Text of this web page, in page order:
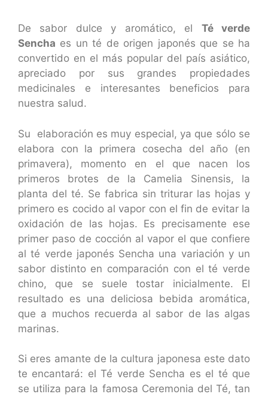
De sabor dulce y aromático, el Té verde
Sencha es un té de origen japonés que se ha
convertido en el más popular del país asiático,
apreciado por sus grandes propiedades
medicinales e interesantes beneficios para
nuestra salud.
Su elaboración es muy especial, ya que sólo se
elabora con la primera cosecha del año (en
primavera), momento en el que nacen los
primeros brotes de la Camelia Sinensis, la
planta del té. Se fabrica sin triturar las hojas y
primero es cocido al vapor con el fin de evitar la
oxidación de las hojas. Es precisamente ese
primer paso de cocción al vapor el que confiere
al té verde japonés Sencha una variación y un
sabor distinto en comparación con el té verde
chino, que se suele tostar inicialmente. El
resultado es una deliciosa bebida aromática,
que a muchos recuerda al sabor de las algas
marinas.
Si eres amante de la cultura japonesa este dato
te encantará: el Té verde Sencha es el té que
se utiliza para la famosa Ceremonia del Té, tan